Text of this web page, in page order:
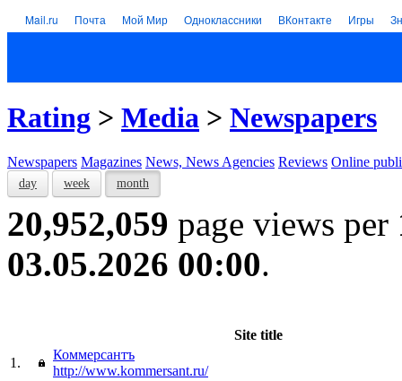
Mail.ru Почта Мой Мир Одноклассники ВКонтакте Игры
Rating > Media > Newspapers
Newspapers Magazines News, News Agencies Reviews Online
day week month
20,952,059 page views per
03.05.2026 00:00.
Site title
1.
Коммерсантъ
http://www.kommersant.ru/